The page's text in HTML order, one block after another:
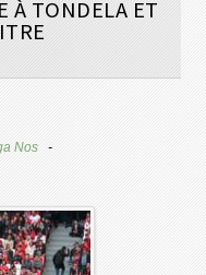
À TONDELA ET
Nos